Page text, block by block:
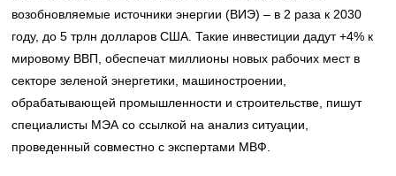
возобновляемые источники энергии (ВИЭ) – в 2 раза к 2030
году, до 5 трлн долларов США. Такие инвестиции дадут +4% к
мировому ВВП, обеспечат миллионы новых рабочих мест в
секторе зеленой энергетики, машиностроении,
обрабатывающей промышленности и строительстве, пишут
специалисты МЭА со ссылкой на анализ ситуации,
проведенный совместно с экспертами МВФ.